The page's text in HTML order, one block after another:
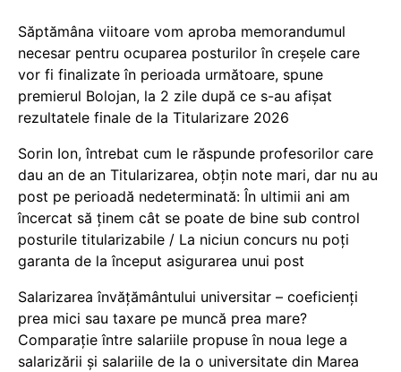
Săptămâna viitoare vom aproba memorandumul
necesar pentru ocuparea posturilor în creșele care
vor fi finalizate în perioada următoare, spune
premierul Bolojan, la 2 zile după ce s-au afișat
rezultatele finale de la Titularizare 2026
Sorin Ion, întrebat cum le răspunde profesorilor care
dau an de an Titularizarea, obțin note mari, dar nu au
post pe perioadă nedeterminată: În ultimii ani am
încercat să ținem cât se poate de bine sub control
posturile titularizabile / La niciun concurs nu poți
garanta de la început asigurarea unui post
Salarizarea învățământului universitar – coeficienți
prea mici sau taxare pe muncă prea mare?
Comparație între salariile propuse în noua lege a
salarizării și salariile de la o universitate din Marea